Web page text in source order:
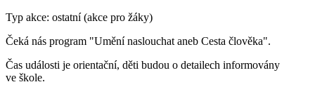
Typ akce: ostatní (akce pro žáky)
Čeká nás program "Umění naslouchat aneb Cesta člověka".
Čas události je orientační, děti budou o detailech informovány
ve škole.